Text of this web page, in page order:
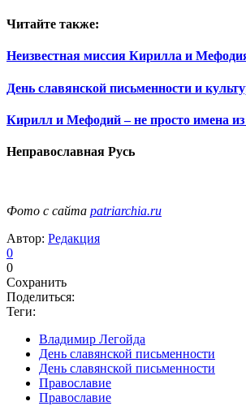
Читайте также:
Неизвестная миссия Кирилла и
День славянской письменности и
Кирилл и Мефодий – не просто имена из
Неправославная Русь
Фото с сайта patriarchia.ru
Автор: Редакция
0
0
Сохранить
Поделиться:
Теги:
Владимир Легойда
День славянской письменности
День славянской письменности
Православие
Православие